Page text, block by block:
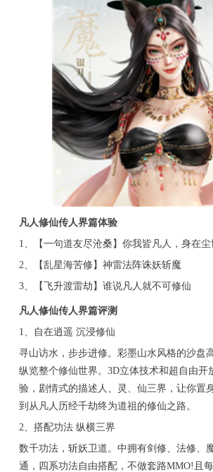
凡人修仙传人界篇体验
1、【一句道友尽沧桑】你我皆凡人，身在尘
2、【乱星海苦修】神雷法阵诛妖斩魔
3、【飞升渡雷劫】谁说凡人就不可修仙
凡人修仙传人界篇评测
1、自在逍遥 沉浸修仙
寻山访水，步步进修。彩墨山水风格的沙盘
纵览整个修仙世界。3D立体技术和超自由开
验，剧情式的描述人、灵、仙三界，让你置
到从凡人历经千劫终为道祖的修仙之路。
2、搭配功法 纵横三界
数千功法，斩妖卫道。中拥有剑修、法修、
通，四系功法自由搭配，不做套路MMO!且